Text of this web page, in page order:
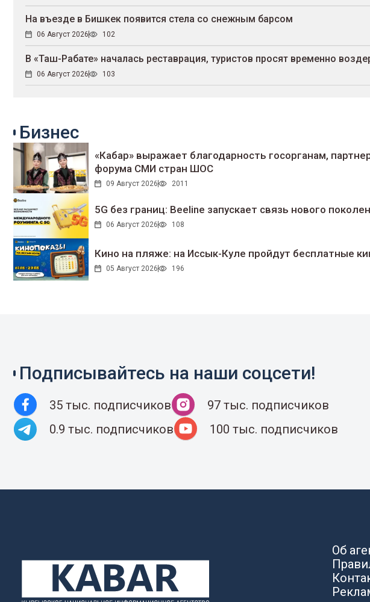
На въезде в Бишкек появится стела со снежным барсом
06 Август 2026 102
В «Таш-Рабате» началась реставрация, туристов просят временно
06 Август 2026 103
Бизнес
«Кабар» выражает благодарность госорганам,
форума СМИ стран ШОС
09 Август 2026 2011
5G без границ: Beeline запускает связь нового
06 Август 2026 108
Кино на пляже: на Иссык-Куле пройдут беcплатные
05 Август 2026 196
Подписывайтесь на наши соцсети!
35 тыс. подписчиков
97 тыс. подписчиков
0.9 тыс. подписчиков
100 тыс. подписчиков
Об